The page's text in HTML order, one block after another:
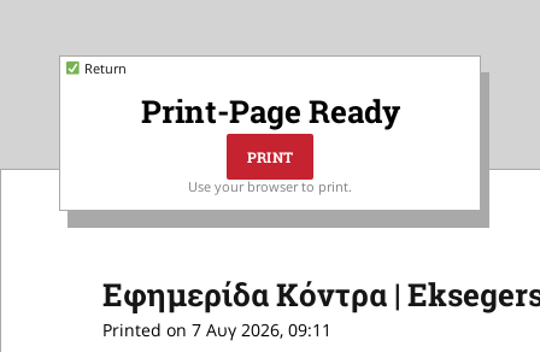
Return
Print-Page Ready
Use your browser to print.
Εφημερίδα Κόντρα |
Printed on 7 Αυγ 2026, 09:11